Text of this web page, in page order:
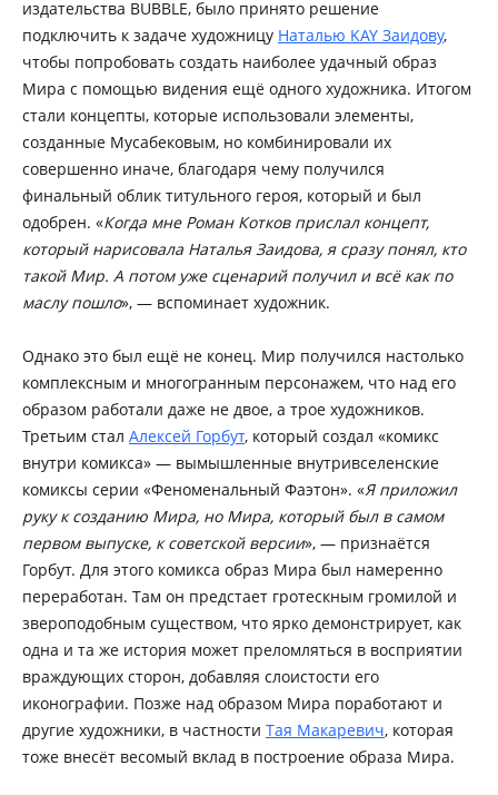
издательства BUBBLE, было принято решение
подключить к задаче художницу Наталью KAY Заидову,
чтобы попробовать создать наиболее удачный образ
Мира с помощью видения ещё одного художника. Итогом
стали концепты, которые использовали элементы,
созданные Мусабековым, но комбинировали их
совершенно иначе, благодаря чему получился
финальный облик титульного героя, который и был
одобрен. «Когда мне Роман Котков прислал концепт,
который нарисовала Наталья Заидова, я сразу понял, кто
такой Мир. А потом уже сценарий получил и всё как по
маслу пошло», — вспоминает художник.
Однако это был ещё не конец. Мир получился настолько
комплексным и многогранным персонажем, что над его
образом работали даже не двое, а трое художников.
Третьим стал Алексей Горбут, который создал «комикс
внутри комикса» — вымышленные внутривселенские
комиксы серии «Феноменальный Фаэтон». «Я приложил
руку к созданию Мира, но Мира, который был в самом
первом выпуске, к советской версии», — признаётся
Горбут. Для этого комикса образ Мира был намеренно
переработан. Там он предстает гротескным громилой и
звероподобным существом, что ярко демонстрирует, как
одна и та же история может преломляться в восприятии
враждующих сторон, добавляя слоистости его
иконографии. Позже над образом Мира поработают и
другие художники, в частности Тая Макаревич, которая
тоже внесёт весомый вклад в построение образа Мира.